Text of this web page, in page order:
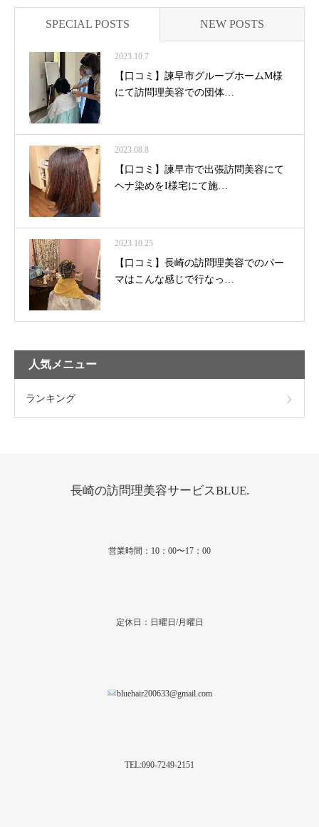
SPECIAL POSTS NEW POSTS
2023.10.7
【口コミ】諫早市グループホームM様
にて訪問理美容での団体…
2023.08.8
【口コミ】諫早市で出張訪問美容にて
ヘナ染めをI様宅にて施…
2023.10.25
【口コミ】長崎の訪問理美容でのパー
マはこんな感じで行なっ…
人気メニュー
ランキング
長崎の訪問理美容サービスBLUE.
営業時間：10：00〜17：00
定休日：日曜日/月曜日
bluehair200633@gmail.com
TEL:090-7249-2151